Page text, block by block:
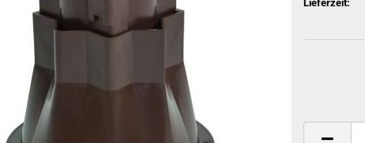
Lieferzeit: